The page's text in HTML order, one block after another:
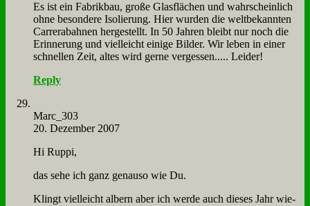
Es ist ein Fa­brik­bau, gro­ße Glas­flä­chen und wahr­schein­lich
oh­ne be­son­de­re Iso­lie­rung. Hier wur­den die welt­be­kann­ten
Car­re­r­abah­nen her­ge­stellt. In 50 Jah­ren bleibt nur noch die
Er­in­ne­rung und viel­leicht ei­ni­ge Bil­der. Wir le­ben in ei­ner
schnel­len Zeit, al­tes wird ger­ne ver­ges­sen..... Lei­der!
Reply
Marc_303
20. Dezember 2007
Hi Rup­pi,
das se­he ich ganz ge­nau­so wie Du.
Klingt viel­leicht al­bern aber ich wer­de auch die­ses Jahr wie­